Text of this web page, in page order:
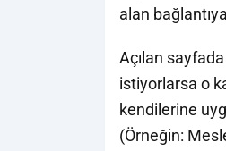
alan
Açılan
istiyorlarsa o
kendilerine
(Örneğin: